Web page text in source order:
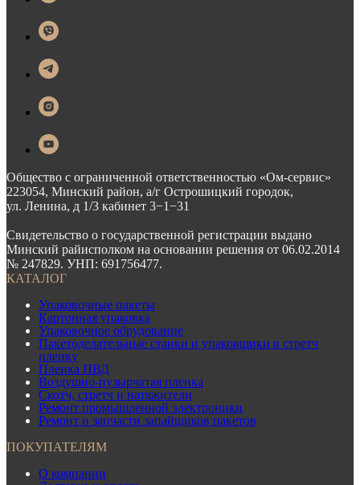
Общество с ограниченной ответственностью «Ом-сервис»
223054, Минский район, а/г Острошицкий городок,
ул. Ленина, д 1/3 кабинет 3−1−31
Свидетельство о государственной регистрации выдано
Минский райисполком на основании решения от 06.02.2014
№ 247829. УНП: 691756477.
КАТАЛОГ
Упаковочные пакеты
Картонная упаковка
Упаковочное обрудование
Пакетоделательные станки и упаковщики в стретч
пленку
Пленка ПВД
Воздушно-пузырчатая пленка
Скотч, стретч и натяжители
Ремонт промышленной электроники
Ремонт и запчасти запайщиков пакетов
ПОКУПАТЕЛЯМ
О компании